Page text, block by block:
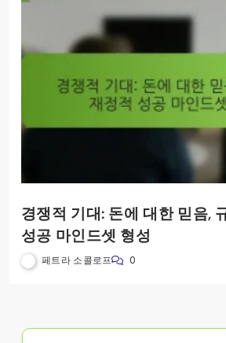
경쟁적 기대: 돈에 대한 믿음,
성공 마인드셋 형성
페트라 소콜로프 0